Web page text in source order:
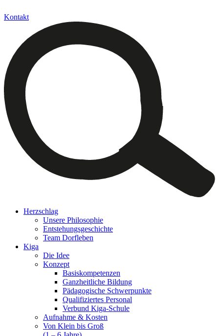
Kontakt
Herzschlag
Unsere Philosophie
Entstehungsgeschichte
Team Dorfleben
Kiga
Die Idee
Konzept
Basiskompetenzen
Ganzheitliche Bildung
Pädagogische Schwerpunkte
Qualifiziertes Personal
Verbund Kiga-Schule
Aufnahme & Kosten
Von Klein bis Groß